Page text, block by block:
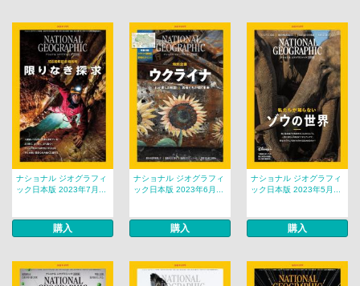
ナショナル ジオグラフィ
ック日本版 2023年7月...
購入
ナショナル ジオグラフィ
ック日本版 2023年6月...
購入
ナショナル ジオグラフィ
ック日本版 2023年5月...
購入